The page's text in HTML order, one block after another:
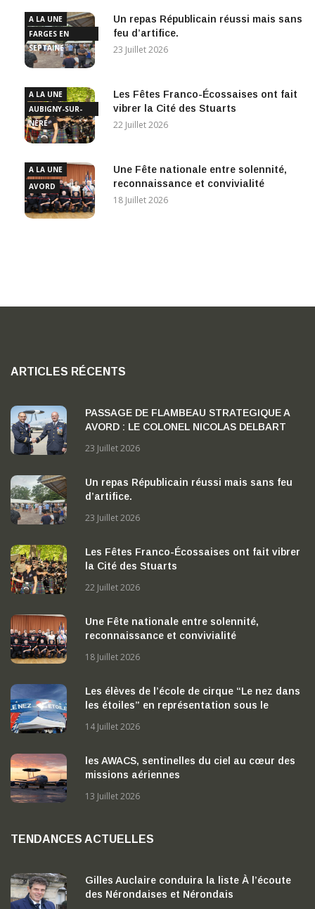
A LA UNE
FARGES EN
SEPTAINE
Un repas Républicain réussi mais sans
feu d’artifice.
23 Juillet 2026
A LA UNE
AUBIGNY-SUR-
NÈRE
Les Fêtes Franco-Écossaises ont fait
vibrer la Cité des Stuarts
22 Juillet 2026
A LA UNE
AVORD
Une Fête nationale entre solennité,
reconnaissance et convivialité
18 Juillet 2026
ARTICLES RÉCENTS
PASSAGE DE FLAMBEAU STRATEGIQUE A
AVORD : LE COLONEL NICOLAS DELBART
GEORGES MADON »
23 Juillet 2026
Un repas Républicain réussi mais sans feu
d’artifice.
23 Juillet 2026
Les Fêtes Franco-Écossaises ont fait vibrer
la Cité des Stuarts
22 Juillet 2026
Une Fête nationale entre solennité,
reconnaissance et convivialité
18 Juillet 2026
Les élèves de l’école de cirque “Le nez dans
les étoiles” en représentation sous le
14 Juillet 2026
les AWACS, sentinelles du ciel au cœur des
missions aériennes
13 Juillet 2026
TENDANCES ACTUELLES
Gilles Auclaire conduira la liste À l’écoute
des Nérondaises et Nérondais